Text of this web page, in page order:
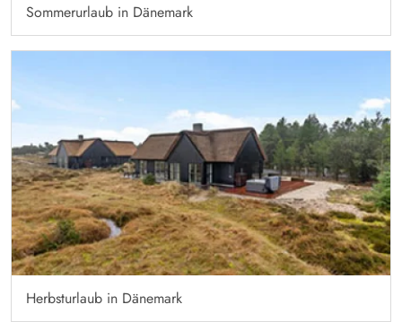
Sommerurlaub in Dänemark
Herbsturlaub in Dänemark